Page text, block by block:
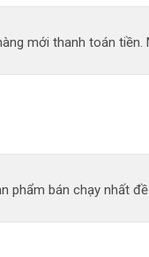
mới thanh toán
phẩm bán chạy nhất